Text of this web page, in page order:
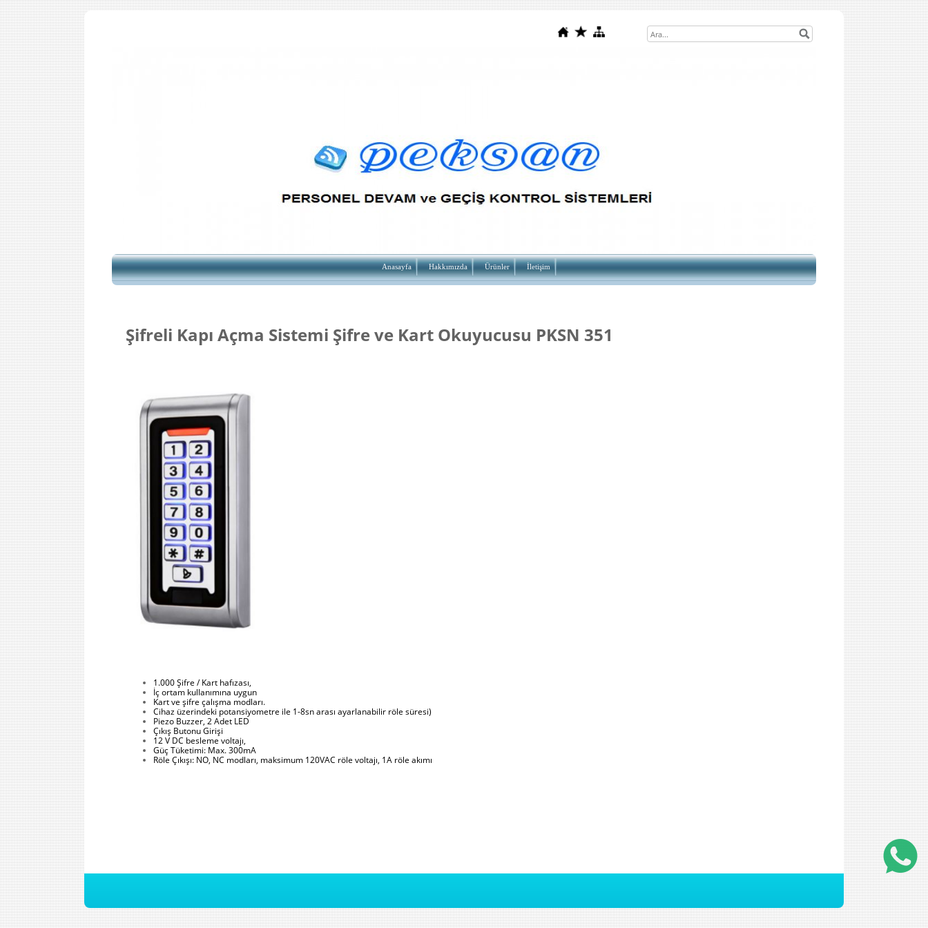
Anasayfa Hakkımızda Ürünler İletişim
Şifreli Kapı Açma Sistemi Şifre ve Kart Okuyucusu PKSN 351
1.000 Şifre / Kart hafızası,
İç ortam kullanımına uygun
Kart ve şifre çalışma modları.
Cihaz üzerindeki potansiyometre ile 1-8sn arası ayarlanabilir röle süresi)
Piezo Buzzer, 2 Adet LED
Çıkış Butonu Girişi
12 V DC besleme voltajı,
Güç Tüketimi: Max. 300mA
Röle Çıkışı: NO, NC modları, maksimum 120VAC röle voltajı, 1A röle akımı